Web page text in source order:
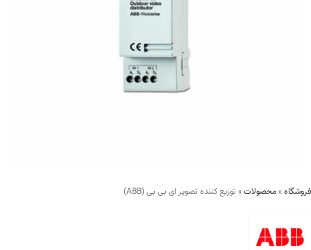
فروشگاه»محصولات» توزیع کننده تصویر ای بی بی (ABB)